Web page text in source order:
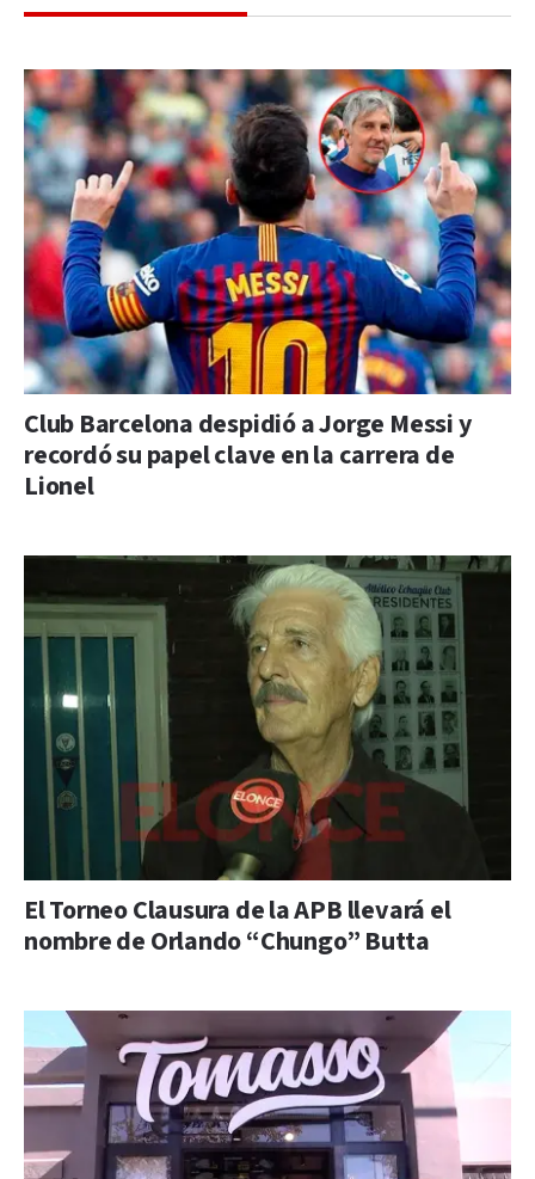
Club Barcelona despidió a Jorge Messi y
recordó su papel clave en la carrera de
Lionel
El Torneo Clausura de la APB llevará el
nombre de Orlando “Chungo” Butta